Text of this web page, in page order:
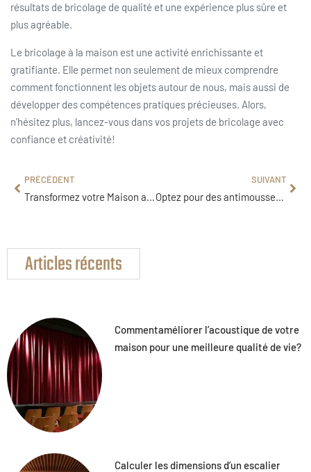
résultats de bricolage de qualité et une expérience plus sûre et
plus agréable.
Le bricolage à la maison est une activité enrichissante et
gratifiante. Elle permet non seulement de mieux comprendre
comment fonctionnent les objets autour de nous, mais aussi de
développer des compétences pratiques précieuses. Alors,
n’hésitez plus, lancez-vous dans vos projets de bricolage avec
confiance et créativité!
PRÉCÉDENT
Transformez votre Maison avec des Façades Énergétiquement Efficaces
SUIVANT
Optez pour des antimousses écologiques : astuces et conseils
Articles récents
Commentaméliorer l’acoustique de votre
maison pour une meilleure qualité de vie?
Calculer les dimensions d’un escalier